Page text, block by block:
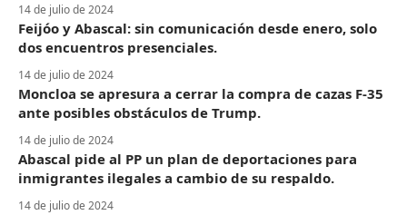
14 de julio de 2024
Feijóo y Abascal: sin comunicación desde enero, solo
dos encuentros presenciales.
14 de julio de 2024
Moncloa se apresura a cerrar la compra de cazas F-35
ante posibles obstáculos de Trump.
14 de julio de 2024
Abascal pide al PP un plan de deportaciones para
inmigrantes ilegales a cambio de su respaldo.
14 de julio de 2024